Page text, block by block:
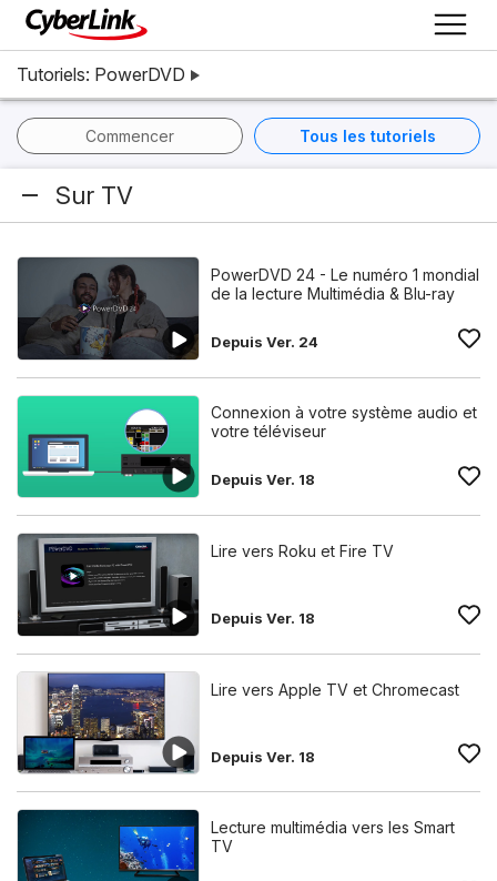
Tutoriels: PowerDVD
Commencer Tous les tutoriels
Sur TV
PowerDVD 24 - Le numéro 1 mondial
de la lecture Multimédia & Blu-ray
Depuis Ver. 24
Connexion à votre système audio et
votre téléviseur
Depuis Ver. 18
Lire vers Roku et Fire TV
Depuis Ver. 18
Lire vers Apple TV et Chromecast
Depuis Ver. 18
Lecture multimédia vers les Smart
TV